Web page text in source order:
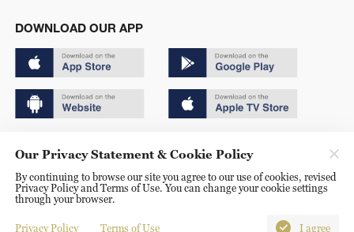
DOWNLOAD OUR APP
京ICP备20000184号
京公网安备 11010502050052号
Disinformation report hotline: 010-85061466
Our Privacy Statement & Cookie Policy
By continuing to browse our site you agree to our use of cookies, revised
Privacy Policy and Terms of Use. You can change your cookie settings
through your browser.
Privacy Policy Terms of Use I agree